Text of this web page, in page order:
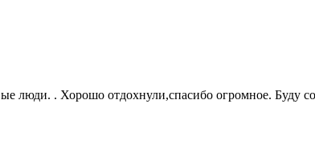
люди. . Хорошо отдохнули,спасибо огромное. Буду